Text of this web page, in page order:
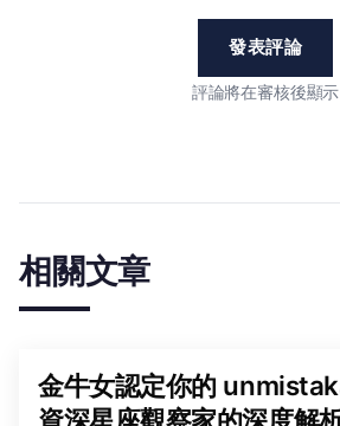
發表評論
評論將在審核後顯示
相關文章
金牛女認定你的
資深星座觀察家的深度解